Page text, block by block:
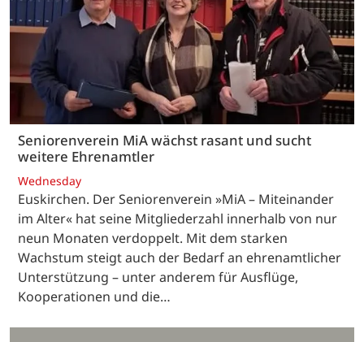
Seniorenverein MiA wächst rasant und sucht
weitere Ehrenamtler
Wednesday
Euskirchen. Der Seniorenverein »MiA – Miteinander
im Alter« hat seine Mitgliederzahl innerhalb von nur
neun Monaten verdoppelt. Mit dem starken
Wachstum steigt auch der Bedarf an ehrenamtlicher
Unterstützung – unter anderem für Ausflüge,
Kooperationen und die…